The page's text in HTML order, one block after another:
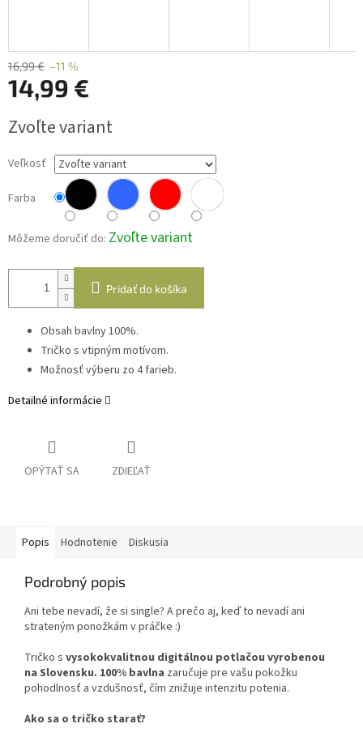
16,99 € –11 %
14,99 €
cena:
Zvoľte variant
Veľkosť
Farba
Môžeme doručiť do: Zvoľte variant
Pridať do košíka
Obsah bavlny 100%.
Tričko s vtipným motívom.
Možnosť výberu zo 4 farieb.
Detailné informácie
OPÝTAŤ SA ZDIEĽAŤ
Popis Hodnotenie Diskusia
Podrobný popis
Ani tebe nevadí, že si single? A prečo aj, keď to nevadí ani
strateným ponožkám v práčke :)
Tričko s vysokokvalitnou digitálnou potlačou vyrobenou
na Slovensku. 100% bavlna zaručuje pre vašu pokožku
pohodlnosť a vzdušnosť, čím znižuje intenzitu potenia.
Ako sa o tričko starať?